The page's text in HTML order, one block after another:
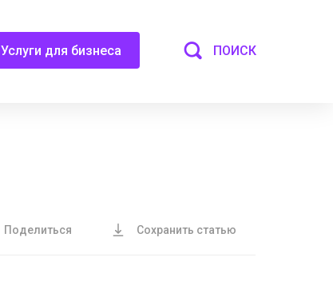
Услуги для бизнеса ПОИСК
Поделиться Сохранить статью